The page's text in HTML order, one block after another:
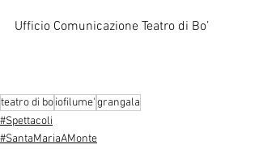
Ufficio Comunicazione Teatro di Bo’
teatro di boiofilume'grangala
#Spettacoli
#SantaMariaAMonte